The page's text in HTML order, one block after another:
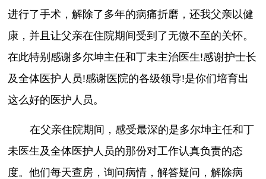
进行了手术，解除了多年的病痛折磨，还我父亲以健
康，并且让父亲在住院期间受到了无微不至的关怀。
在此特别感谢多尔坤主任和丁未主治医生!感谢护士长
及全体医护人员!感谢医院的各级领导!是你们培育出
这么好的医护人员。
在父亲住院期间，感受最深的是多尔坤主任和丁
未医生及全体医护人员的那份对工作认真负责的态
度。他们每天查房，询问病情，解答疑问，解除病